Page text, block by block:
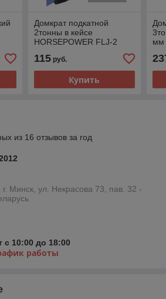
Домкрат подкатной
2тонны в кейсе
HORSEPOWER FLJ-2
115руб.
Купить
мм
из 16 отзывов за год
г. Минск, ул. Некрасова 73, пав. 32 -
с 10:00 до 18:00
работы